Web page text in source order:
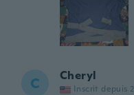
C Cheryl
Inscrit depuis